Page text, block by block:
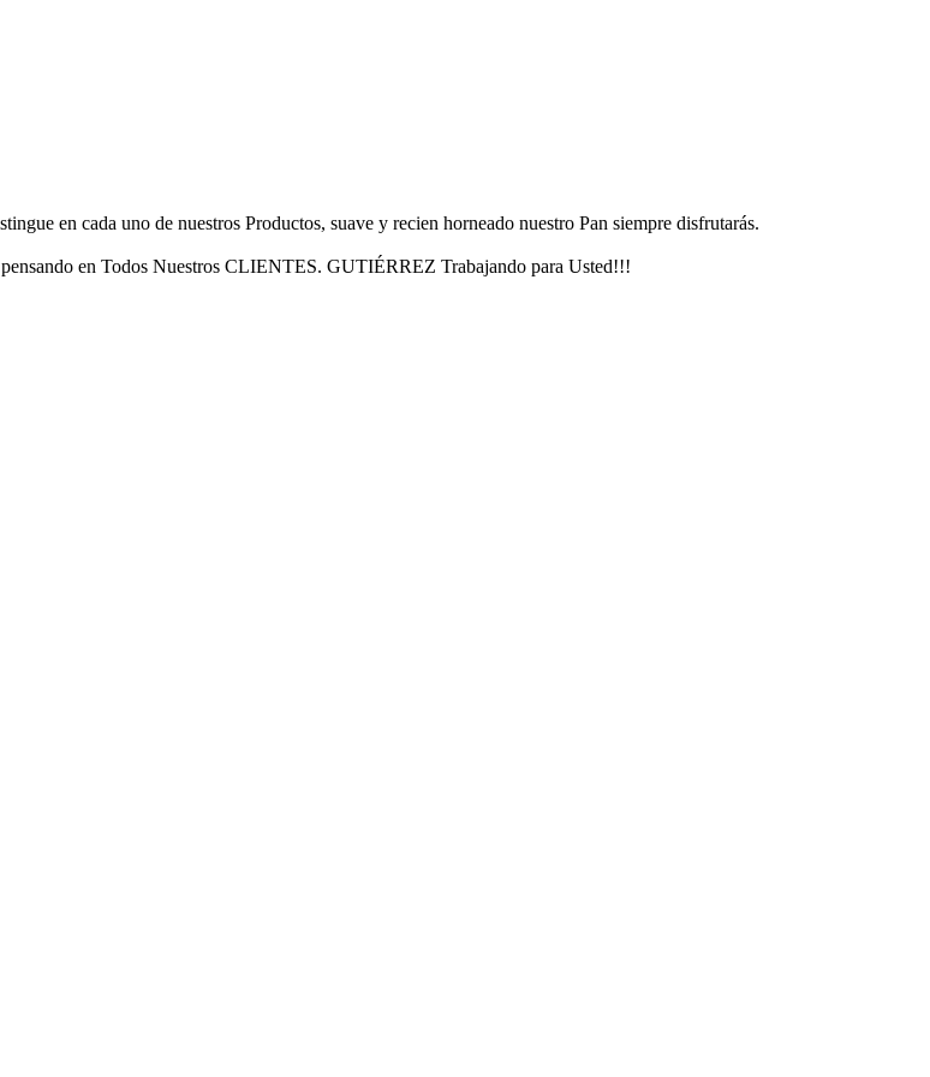
en cada uno de nuestros Productos, suave y recien horneado nuestro Pan siempre disfrutarás.
en Todos Nuestros CLIENTES. GUTIÉRREZ Trabajando para Usted!!!